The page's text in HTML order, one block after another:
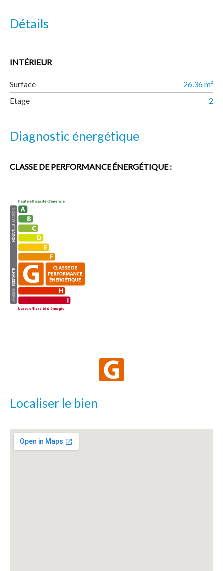
Détails
INTÉRIEUR
Surface
26.36 m²
Etage
2
Diagnostic énergétique
CLASSE DE PERFORMANCE ÉNERGÉTIQUE :
Localiser le bien